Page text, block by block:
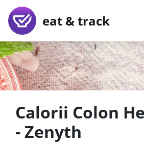
eat & track
Calorii Colon
- Zenyth